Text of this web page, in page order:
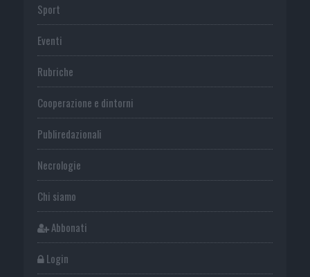
Sport
Eventi
Rubriche
Cooperazione e dintorni
Publiredazionali
Necrologie
Chi siamo
Abbonati
Login